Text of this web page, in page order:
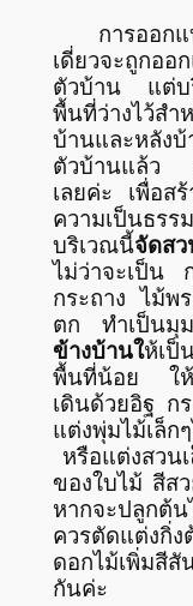
การออกแบ
เดี่ยวจะถูกออ
ตัวบ้าน แต่บ
พื้นที่ว่างไว้สำ
บ้านและหลัง
ตัวบ้านแล้ว อ
เลยค่ะ เพื่อส
ความเป็นธ
บริเวณนี้จัดส
ไม่ว่าจะเป็น
กระถาง ไม้พ
ตก ทำเป็นมุ
ข้างบ้านให้เป็
พื้นที่น้อย ให้
เดินด้วยอิฐ ก
แต่งพุ่มไม้เล็ก
หรือแต่งสวน
ของใบไม้ สีส
หากจะปลูกต้น
ควรตัดแต่งกิ่
ดอกไม้เพิ่มสี
กันค่ะ